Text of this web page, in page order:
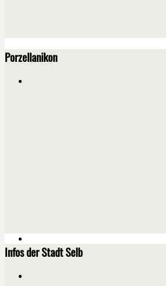
Porzellanikon
Infos der Stadt Selb